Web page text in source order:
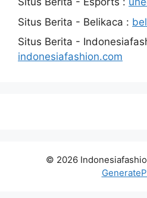
Situs Berita - Belikaca :
Situs Berita -
indonesiafashion.com
© 2026